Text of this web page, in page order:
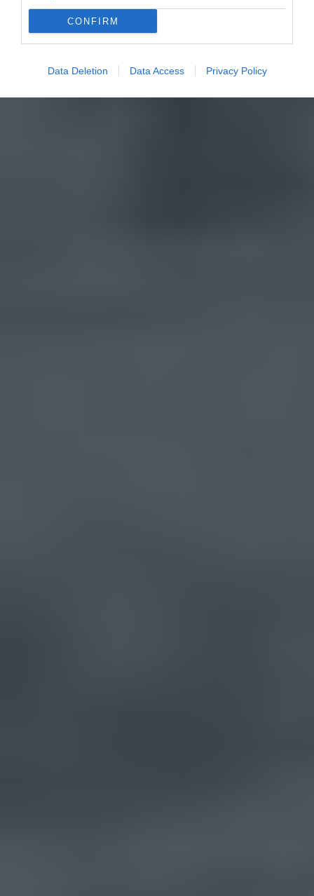
CONFIRM
Data Deletion Data Access Privacy Policy